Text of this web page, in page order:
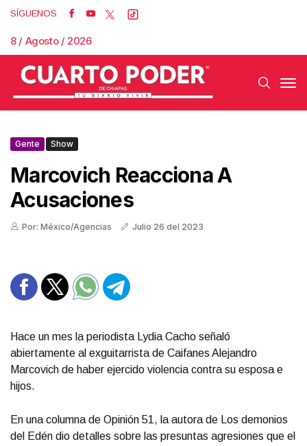
SÍGUENOS
8 / Agosto / 2026
Gente Show
Marcovich Reacciona A
Acusaciones
Por: México/Agencias Julio 26 del 2023
Hace un mes la periodista Lydia Cacho señaló
abiertamente al exguitarrista de Caifanes Alejandro
Marcovich de haber ejercido violencia contra su esposa e
hijos.
En una columna de Opinión 51, la autora de Los demonios
del Edén dio detalles sobre las presuntas agresiones que el